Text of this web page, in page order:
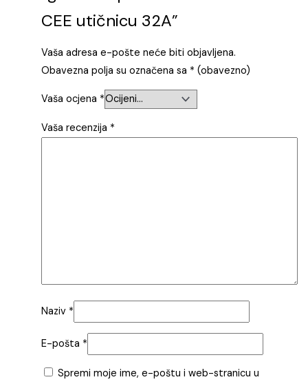
CEE utičnicu 32A”
Vaša adresa e-pošte neće biti objavljena.
Obavezna polja su označena sa * (obavezno)
Vaša ocjena *
Vaša recenzija *
Naziv *
E-pošta *
Spremi moje ime, e-poštu i web-stranicu u